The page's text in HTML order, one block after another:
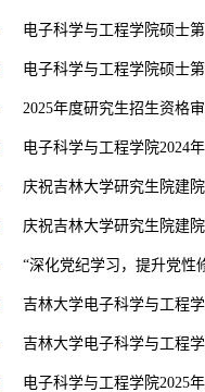
电子科学与工程学院硕士
电子科学与工程学院硕士
2025年度研究生招生资格
电子科学与工程学院2024
庆祝吉林大学研究生院建
庆祝吉林大学研究生院建
“深化党纪学习，提升党
吉林大学电子科学与工程
吉林大学电子科学与工程
电子科学与工程学院2025